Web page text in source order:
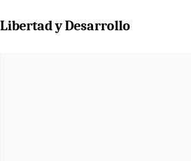
Libertad y Desarrollo